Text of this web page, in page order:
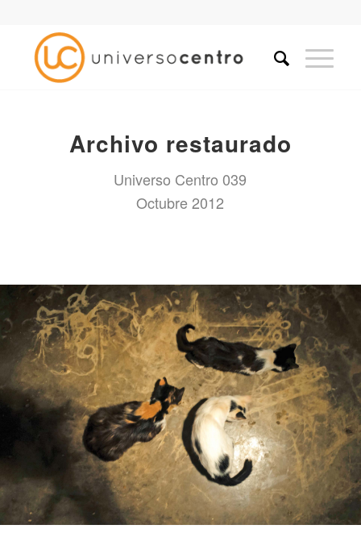
Archivo restaurado
Universo Centro 039
Octubre 2012